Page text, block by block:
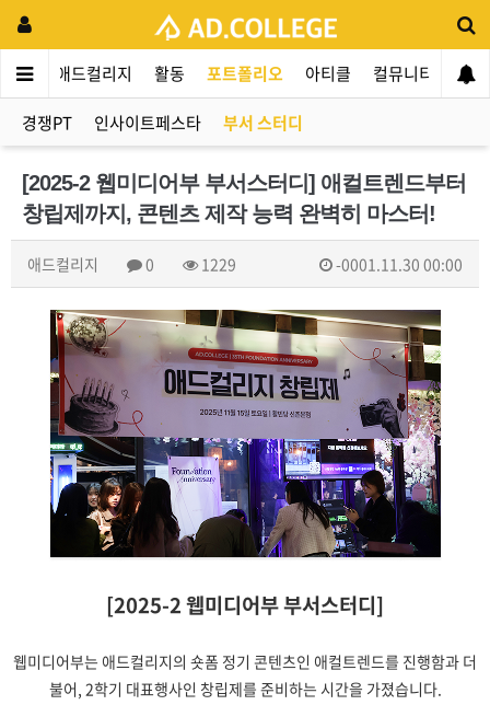
애드컬리지 활동 포트폴리오 아티클 컬뮤니티 애
경쟁PT 인사이트페스타 부서 스터디
[2025-2 웹미디어부 부서스터디] 애컬트렌드부터
창립제까지, 콘텐츠 제작 능력 완벽히 마스터!
애드컬리지 0 1229 -0001.11.30 00:00
[2025-2 웹미디어부 부서스터디]
웹미디어부는 애드컬리지의 숏폼 정기 콘텐츠인 애컬트렌드를 진행함과 더
불어, 2학기 대표행사인 창립제를 준비하는 시간을 가졌습니다.